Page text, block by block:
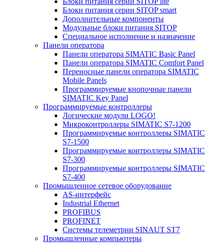
Блоки питания серии SITOP smart
Дополнительные компоненты
Модульные блоки питания SITOP
Специальное исполнение и назначение
Панели оператора
Панели оператора SIMATIC Basic Panel
Панели оператора SIMATIC Comfort Panel
Переносные панели оператора SIMATIC
Mobile Panels
Программируемые кнопочные панели
SIMATIC Key Panel
Программируемые контроллеры
Логические модули LOGO!
Микроконтроллеры SIMATIC S7-1200
Программируемые контроллеры SIMATIC
S7-1500
Программируемые контроллеры SIMATIC
S7-300
Программируемые контроллеры SIMATIC
S7-400
Промышленное сетевое оборудование
AS-интерфейс
Industrial Ethernet
PROFIBUS
PROFINET
Системы телеметрии SINAUT ST7
Промышленные компьютеры